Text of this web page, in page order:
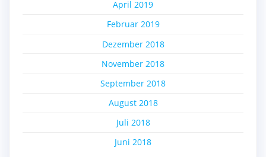
April 2019
Februar 2019
Dezember 2018
November 2018
September 2018
August 2018
Juli 2018
Juni 2018